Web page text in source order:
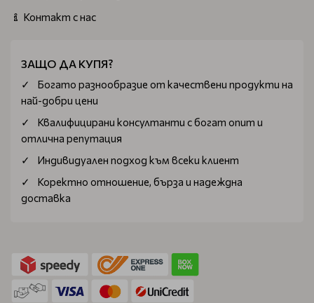
Контакт с нас
ЗАЩО ДА КУПЯ?
Богатo разнообразие от качествени продукти на
най-добри цени
Квалифицирани консултанти с богат опит и
отлична репутация
Индивидуален подход към всеки клиент
Коректно отношение, бърза и надеждна
доставка